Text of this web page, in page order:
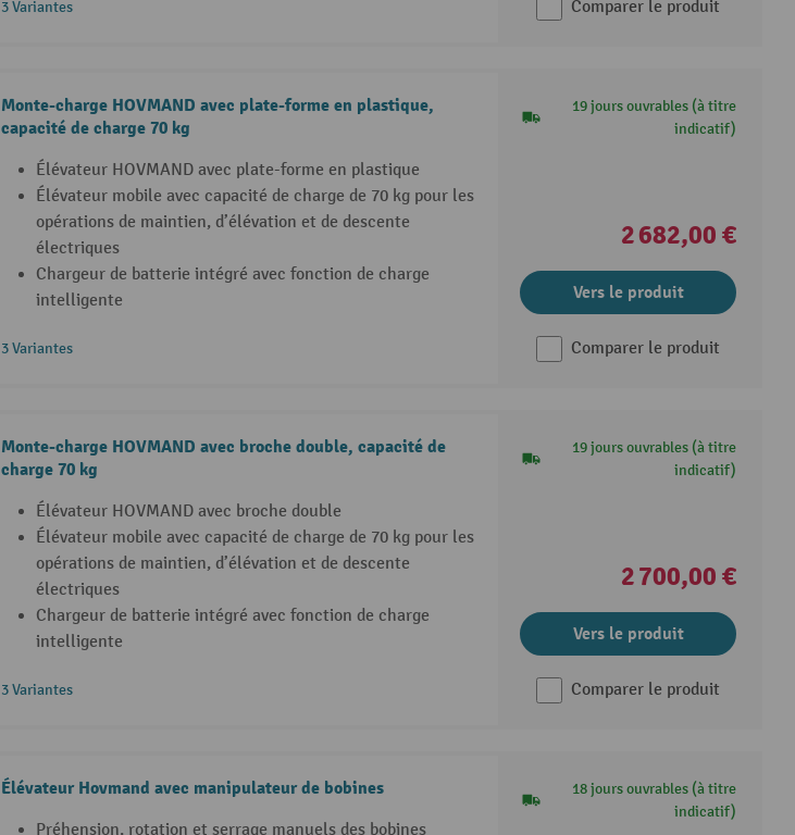
3 Variantes Comparer le produit
Monte-charge HOVMAND avec plate-forme en plastique,
capacité de charge 70 kg
Élévateur HOVMAND avec plate-forme en plastique
Élévateur mobile avec capacité de charge de 70 kg pour les
opérations de maintien, d’élévation et de descente
électriques
Chargeur de batterie intégré avec fonction de charge
intelligente
3 Variantes
19 jours ouvrables (à titre
indicatif)
2 682,00 €
Vers le produit
Comparer le produit
Monte-charge HOVMAND avec broche double, capacité de
charge 70 kg
Élévateur HOVMAND avec broche double
Élévateur mobile avec capacité de charge de 70 kg pour les
opérations de maintien, d’élévation et de descente
électriques
Chargeur de batterie intégré avec fonction de charge
intelligente
3 Variantes
19 jours ouvrables (à titre
indicatif)
2 700,00 €
Vers le produit
Comparer le produit
Élévateur Hovmand avec manipulateur de bobines
Préhension, rotation et serrage manuels des bobines
18 jours ouvrables (à titre
indicatif)